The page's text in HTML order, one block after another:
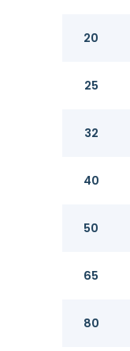
20
25
32
40
50
65
80